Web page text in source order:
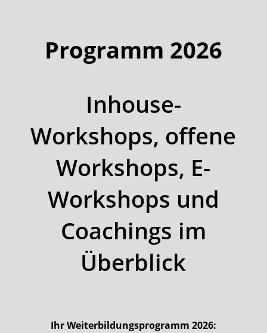
Programm 2026
Inhouse-
Workshops, offene
Workshops, E-
Workshops und
Coachings im
Überblick
Ihr Weiterbildungsprogramm 2026: